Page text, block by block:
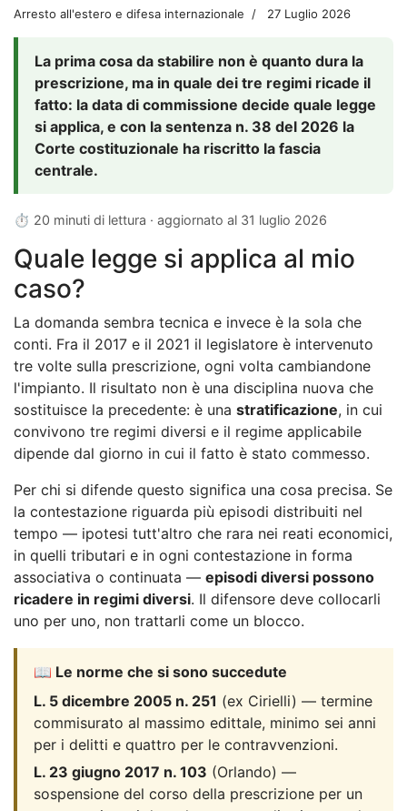
Arresto all'estero e difesa internazionale 27 Luglio 2026
La prima cosa da stabilire non è quanto dura la
prescrizione, ma in quale dei tre regimi ricade il
fatto: la data di commissione decide quale legge
si applica, e con la sentenza n. 38 del 2026 la
Corte costituzionale ha riscritto la fascia
centrale.
⏱ 20 minuti di lettura · aggiornato al 31 luglio 2026
Quale legge si applica al mio
caso?
La domanda sembra tecnica e invece è la sola che
conti. Fra il 2017 e il 2021 il legislatore è intervenuto
tre volte sulla prescrizione, ogni volta cambiandone
l'impianto. Il risultato non è una disciplina nuova che
sostituisce la precedente: è una stratificazione, in cui
convivono tre regimi diversi e il regime applicabile
dipende dal giorno in cui il fatto è stato commesso.
Per chi si difende questo significa una cosa precisa. Se
la contestazione riguarda più episodi distribuiti nel
tempo — ipotesi tutt'altro che rara nei reati economici,
in quelli tributari e in ogni contestazione in forma
associativa o continuata — episodi diversi possono
ricadere in regimi diversi. Il difensore deve collocarli
uno per uno, non trattarli come un blocco.
📖 Le norme che si sono succedute
L. 5 dicembre 2005 n. 251 (ex Cirielli) — termine
commisurato al massimo edittale, minimo sei anni
per i delitti e quattro per le contravvenzioni.
L. 23 giugno 2017 n. 103 (Orlando) —
sospensione del corso della prescrizione per un